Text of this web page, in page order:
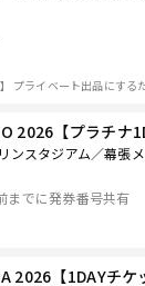
2026【プラチナ
ンスタジアム／幕張
までに発券番号共有
2026【1DAYチケ